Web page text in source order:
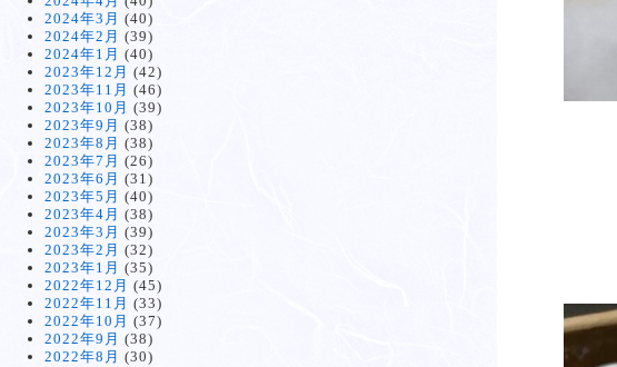
2024年3月 (40)
2024年2月 (39)
2024年1月 (40)
2023年12月 (42)
2023年11月 (46)
2023年10月 (39)
2023年9月 (38)
2023年8月 (38)
2023年7月 (26)
2023年6月 (31)
2023年5月 (40)
2023年4月 (38)
2023年3月 (39)
2023年2月 (32)
2023年1月 (35)
2022年12月 (45)
2022年11月 (33)
2022年10月 (37)
2022年9月 (38)
2022年8月 (30)